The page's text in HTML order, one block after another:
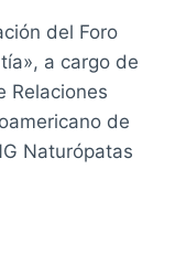
del Foro
a cargo de
Relaciones
de
Naturópatas